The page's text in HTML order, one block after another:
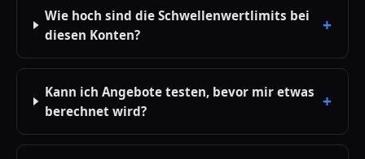
Wie hoch sind die Schwellenwertlimits bei
diesen Konten?
Kann ich Angebote testen, bevor mir etwas
berechnet wird?